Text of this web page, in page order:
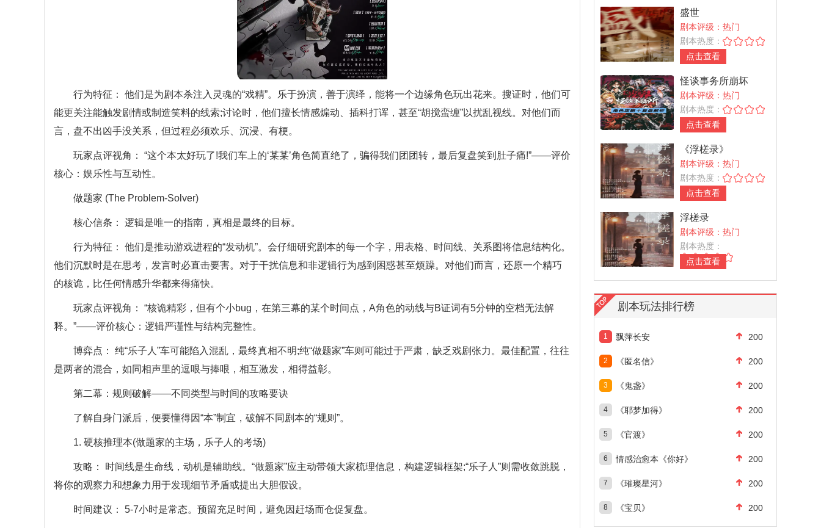
行为特征： 他们是为剧本杀注入灵魂的“戏精”。乐于扮演，善于演绎，能将一个边缘角色玩出花来。搜证时，他们可
能更关注能触发剧情或制造笑料的线索;讨论时，他们擅长情感煽动、插科打诨，甚至“胡搅蛮缠”以扰乱视线。对他们而
言，盘不出凶手没关系，但过程必须欢乐、沉浸、有梗。
玩家点评视角： “这个本太好玩了!我们车上的‘某某’角色简直绝了，骗得我们团团转，最后复盘笑到肚子痛!”——评价
核心：娱乐性与互动性。
做题家 (The Problem-Solver)
核心信条： 逻辑是唯一的指南，真相是最终的目标。
行为特征： 他们是推动游戏进程的“发动机”。会仔细研究剧本的每一个字，用表格、时间线、关系图将信息结构化。
他们沉默时是在思考，发言时必直击要害。对于干扰信息和非逻辑行为感到困惑甚至烦躁。对他们而言，还原一个精巧
的核诡，比任何情感升华都来得痛快。
玩家点评视角： “核诡精彩，但有个小bug，在第三幕的某个时间点，A角色的动线与B证词有5分钟的空档无法解
释。”——评价核心：逻辑严谨性与结构完整性。
博弈点： 纯“乐子人”车可能陷入混乱，最终真相不明;纯“做题家”车则可能过于严肃，缺乏戏剧张力。最佳配置，往往
是两者的混合，如同相声里的逗哏与捧哏，相互激发，相得益彰。
第二幕：规则破解——不同类型与时间的攻略要诀
了解自身门派后，便要懂得因“本”制宜，破解不同剧本的“规则”。
1. 硬核推理本(做题家的主场，乐子人的考场)
攻略： 时间线是生命线，动机是辅助线。“做题家”应主动带领大家梳理信息，构建逻辑框架;“乐子人”则需收敛跳脱，
将你的观察力和想象力用于发现细节矛盾或提出大胆假设。
时间建议： 5-7小时是常态。预留充足时间，避免因赶场而仓促复盘。
盛世
剧本评级：热门
剧本热度：
点击查看
怪谈事务所崩坏
剧本评级：热门
剧本热度：
点击查看
《浮槎录》
剧本评级：热门
剧本热度：
点击查看
浮槎录
剧本评级：热门
剧本热度：
点击查看
剧本玩法排行榜
1 飘萍长安 200
2 《匿名信》 200
3 《鬼盏》 200
4 《耶梦加得》 200
5 《官渡》 200
6 情感治愈本《你好》 200
7 《璀璨星河》 200
8 《宝贝》 200